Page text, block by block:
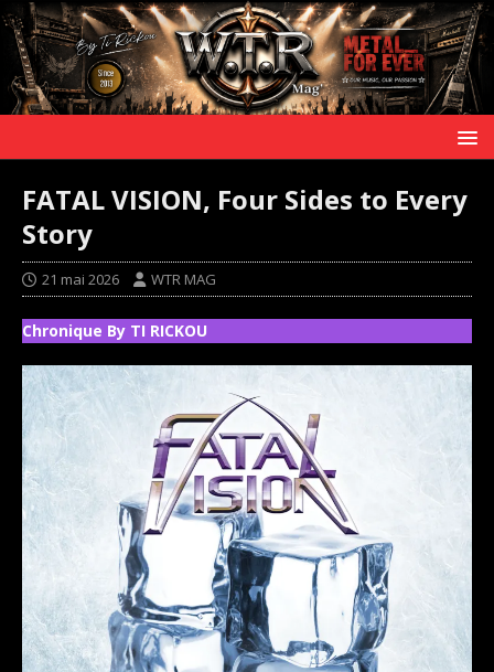
FATAL VISION, Four Sides to Every
Story
21 mai 2026 WTR MAG
Chronique By TI RICKOU